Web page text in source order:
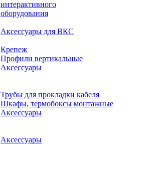
оборудования
Аксессуары для ВКС
Крепеж
Профили вертикальные
Аксессуары
Трубы для прокладки кабеля
Шкафы, термобоксы монтажные
Аксессуары
Аксессуары